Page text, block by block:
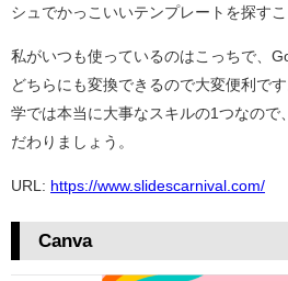
シュでかっこいいテンプレートを探すこ
私がいつも使っているのはこっちで、
どちらにも変換できるので大変便利で
学では本当に大事なスキルの1つなので
だわりましょう。
URL: https://www.slidescarnival.com/
Canva